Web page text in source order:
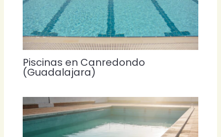
Piscinas en Canredondo
(Guadalajara)